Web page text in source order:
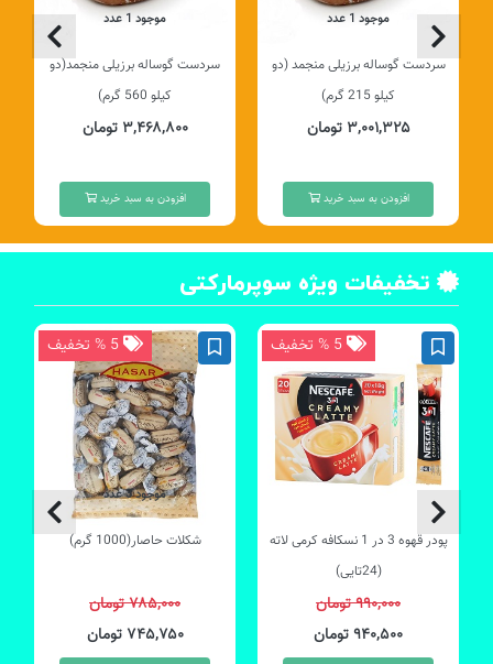
موجود 1 عدد
سردست گوساله برزیلی منجمد (دو
کیلو 215 گرم)
۳,۰۰۱,۳۲۵ تومان
افزودن به سبد خرید
موجود 1 عدد
سردست گوساله برزیلی منجمد(دو
کیلو 560 گرم)
۳,۴۶۸,۸۰۰ تومان
افزودن به سبد خرید
تخفیفات ویژه سوپرمارکتی
5 % تخفیف
پودر قهوه 3 در 1 نسکافه کرمی لاته
(24تایی)
۹۹۰,۰۰۰ تومان
۹۴۰,۵۰۰ تومان
5 % تخفیف
موجود 3 عدد
شکلات حاصار(1000 گرم)
۷۸۵,۰۰۰ تومان
۷۴۵,۷۵۰ تومان